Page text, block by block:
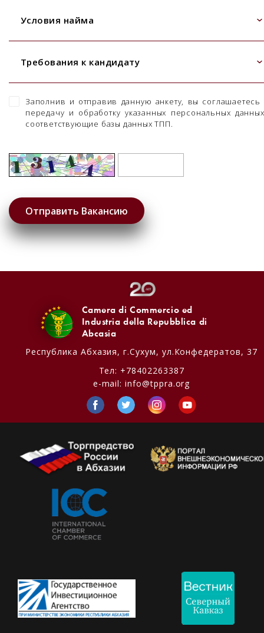
Условия найма
Требования к кандидату
Заполнив и отправив данную анкету, вы соглашаетесь
передачу и обработку указанных персональных
соответствующие базы данных ТПП.
Camera di Commercio ed
Industria della Repubblica di
Abcasia
Республика Абхазия, г.Сухум, ул.Конфедератов, 37
Тел: +78402263387
e-mail:info@tppra.org